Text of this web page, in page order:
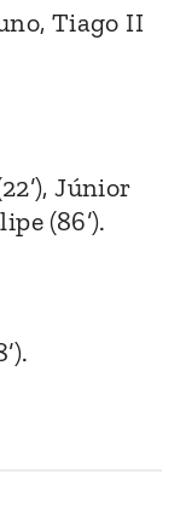
Tiago II
Júnior
(86’).